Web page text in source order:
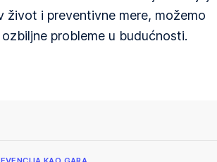
život i preventivne mere, možemo
probleme u budućnosti.